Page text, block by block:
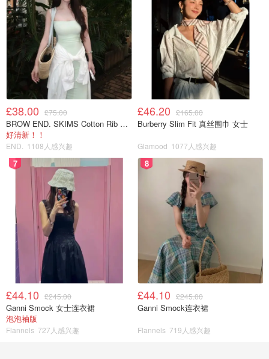
£38.00 £75.00
BROW END. SKIMS Cotton Rib 长款背心连衣裙 薄荷绿
好清新！！
END. 1108人感兴趣
£46.20 £165.00
Burberry Slim Fit 真丝围巾 女士
Glamood 1077人感兴趣
7
£44.10 £245.00
Ganni Smock 女士连衣裙
泡泡袖版
Flannels 727人感兴趣
8
£44.10 £245.00
Ganni Smock连衣裙
Flannels 719人感兴趣